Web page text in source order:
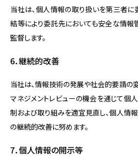
当社は、個人情報の取り扱いを第三者に
結等により委託先においても安全な情報
監督します。
6．継続的改善
当社は、情報技術の発展や社会的要請の
マネジメントレビューの機会を通じて個
制および取り組みを適宜見直し、個人情
の継続的改善に努めます。
7．個人情報の開示等